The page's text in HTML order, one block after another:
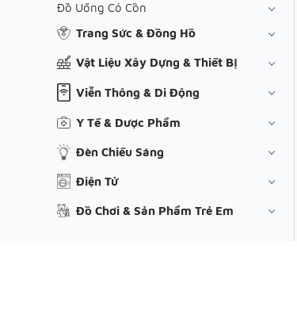
Đồ Uống Có Cồn
Trang Sức & Đồng Hồ
Vật Liệu Xây Dựng & Thiết Bị
Viễn Thông & Di Động
Y Tế & Dược Phẩm
Đèn Chiếu Sáng
Điện Tử
Đồ Chơi & Sản Phẩm Trẻ Em